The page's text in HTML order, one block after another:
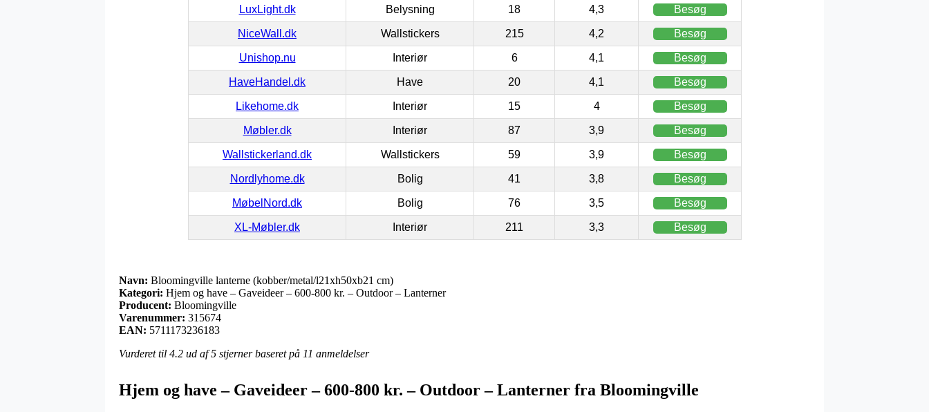
LuxLight.dk Belysning 18 4,3 Besøg
NiceWall.dk Wallstickers 215 4,2 Besøg
Unishop.nu Interiør 6 4,1 Besøg
HaveHandel.dk Have 20 4,1 Besøg
Likehome.dk Interiør 15 4 Besøg
Møbler.dk Interiør 87 3,9 Besøg
Wallstickerland.dk Wallstickers 59 3,9 Besøg
Nordlyhome.dk Bolig 41 3,8 Besøg
MøbelNord.dk Bolig 76 3,5 Besøg
XL-Møbler.dk Interiør 211 3,3 Besøg
Navn: Bloomingville lanterne (kobber/metal/l21xh50xb21 cm)
Kategori: Hjem og have – Gaveideer – 600-800 kr. – Outdoor – Lanterner
Producent: Bloomingville
Varenummer: 315674
EAN: 5711173236183
Vurderet til 4.2 ud af 5 stjerner baseret på 11 anmeldelser
Hjem og have – Gaveideer – 600-800 kr. – Outdoor – Lanterner fra Bloomingville